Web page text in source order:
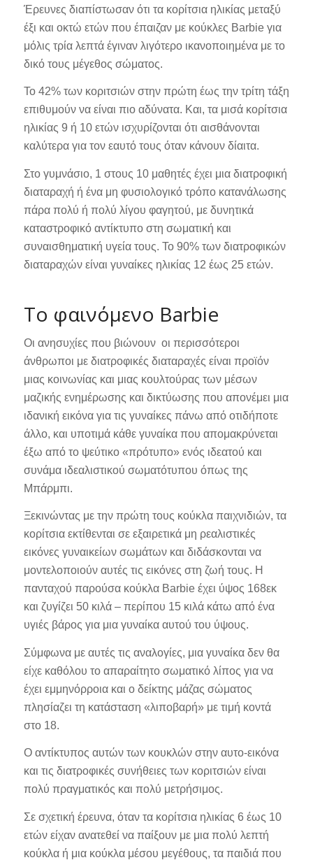
Έρευνες διαπίστωσαν ότι τα κορίτσια ηλικίας μεταξύ
έξι και οκτώ ετών που έπαιζαν με κούκλες Barbie για
μόλις τρία λεπτά έγιναν λιγότερο ικανοποιημένα με το
δικό τους μέγεθος σώματος.
Το 42% των κοριτσιών στην πρώτη έως την τρίτη τάξη
επιθυμούν να είναι πιο αδύνατα. Και, τα μισά κορίτσια
ηλικίας 9 ή 10 ετών ισχυρίζονται ότι αισθάνονται
καλύτερα για τον εαυτό τους όταν κάνουν δίαιτα.
Στο γυμνάσιο, 1 στους 10 μαθητές έχει μια διατροφική
διαταραχή ή ένα μη φυσιολογικό τρόπο κατανάλωσης
πάρα πολύ ή πολύ λίγου φαγητού, με δυνητικά
καταστροφικό αντίκτυπο στη σωματική και
συναισθηματική υγεία τους. Το 90% των διατροφικών
διαταραχών είναι γυναίκες ηλικίας 12 έως 25 ετών.
To φαινόμενο Barbie
Οι ανησυχίες που βιώνουν οι περισσότεροι
άνθρωποι με διατροφικές διαταραχές είναι προϊόν
μιας κοινωνίας και μιας κουλτούρας των μέσων
μαζικής ενημέρωσης και δικτύωσης που απονέμει μια
ιδανική εικόνα για τις γυναίκες πάνω από οτιδήποτε
άλλο, και υποτιμά κάθε γυναίκα που απομακρύνεται
έξω από το ψεύτικο «πρότυπο» ενός ιδεατού και
συνάμα ιδεαλιστικού σωματότυπου όπως της
Μπάρμπι.
Ξεκινώντας με την πρώτη τους κούκλα παιχνιδιών, τα
κορίτσια εκτίθενται σε εξαιρετικά μη ρεαλιστικές
εικόνες γυναικείων σωμάτων και διδάσκονται να
μοντελοποιούν αυτές τις εικόνες στη ζωή τους. Η
πανταχού παρούσα κούκλα Barbie έχει ύψος 168εκ
και ζυγίζει 50 κιλά – περίπου 15 κιλά κάτω από ένα
υγιές βάρος για μια γυναίκα αυτού του ύψους.
Σύμφωνα με αυτές τις αναλογίες, μια γυναίκα δεν θα
είχε καθόλου το απαραίτητο σωματικό λίπος για να
έχει εμμηνόρροια και ο δείκτης μάζας σώματος
πλησίαζει τη κατάσταση «λιποβαρή» με τιμή κοντά
στο 18.
Ο αντίκτυπος αυτών των κουκλών στην αυτο-εικόνα
και τις διατροφικές συνήθειες των κοριτσιών είναι
πολύ πραγματικός και πολύ μετρήσιμος.
Σε σχετική έρευνα, όταν τα κορίτσια ηλικίας 6 έως 10
ετών είχαν ανατεθεί να παίξουν με μια πολύ λεπτή
κούκλα ή μια κούκλα μέσου μεγέθους, τα παιδιά που